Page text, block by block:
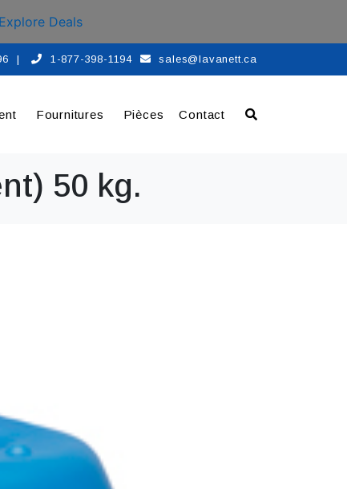
Explore Deals
| 1-877-398-1194 sales@lavanett.ca
Fournitures Pièces Contact
50 kg.